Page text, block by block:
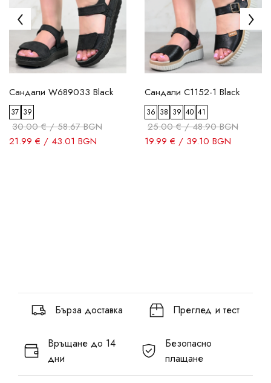
Сандали W689033 Black
37 39
30.00 € / 58.67 BGN
21.99 € / 43.01 BGN
Сандали C1152-1 Black
36 38 39 40 41
25.00 € / 48.90 BGN
19.99 € / 39.10 BGN
Бърза доставка Преглед и тест
Връщане до 14
дни
Безопасно
плащане